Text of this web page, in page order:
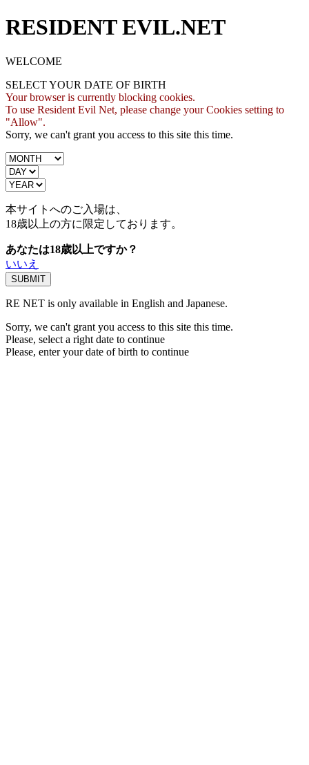
RESIDENT EVIL.NET
WELCOME
SELECT YOUR DATE OF BIRTH
Your browser is currently blocking cookies.
To use Resident Evil Net, please change your Cookies setting to
"Allow".
Sorry, we can't grant you access to this site this time.
本サイトへのご入場は、
18歳以上の方に限定しております。
あなたは18歳以上ですか？
いいえ
RE NET is only available in English and Japanese.
Sorry, we can't grant you access to this site this time.
Please, select a right date to continue
Please, enter your date of birth to continue